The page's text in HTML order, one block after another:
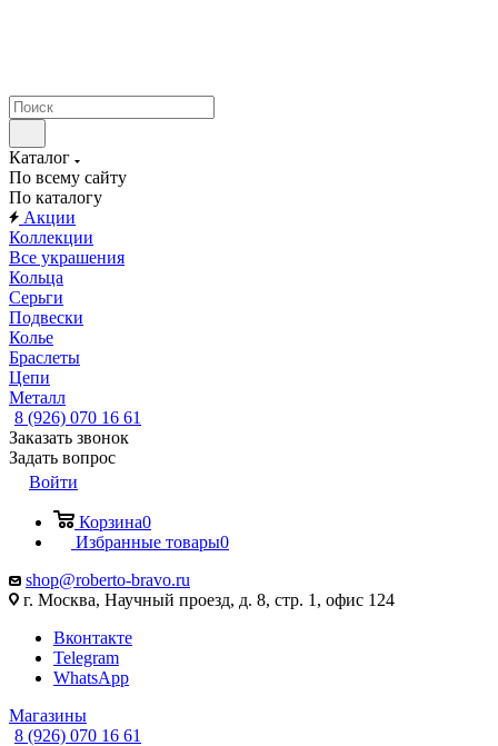
Каталог
По всему сайту
По каталогу
Акции
Коллекции
Все украшения
Кольца
Серьги
Подвески
Колье
Браслеты
Цепи
Металл
8 (926) 070 16 61
Заказать звонок
Задать вопрос
Войти
Корзина0
Избранные товары0
shop@roberto-bravo.ru
г. Москва, Научный проезд, д. 8, стр. 1, офис 124
Вконтакте
Telegram
WhatsApp
Магазины
8 (926) 070 16 61